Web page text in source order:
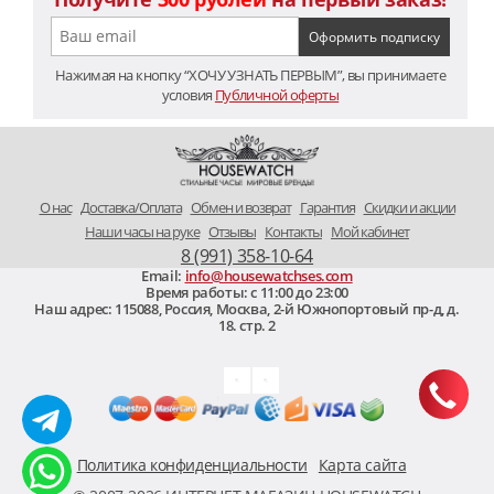
Нажимая на кнопку “ХОЧУ УЗНАТЬ ПЕРВЫМ”, вы принимаете
условия Публичной оферты
O нас Доставка/Оплата Обмен и возврат Гарантия Скидки и акции
Наши часы на руке Отзывы Контакты Мой кабинет
8 (991) 358-10-64
Политика конфиденциальности Карта сайта
Email: info@housewatchses.com
Время работы: c 11:00 до 23:00
Наш адрес: 115088,Россия, Москва,2-й Южнопортовый пр-д, д.
18. стр. 2